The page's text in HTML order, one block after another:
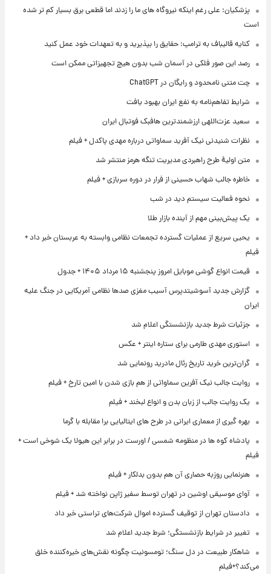
پزشکیان: علی رغم اینکه نیروگاه های ما را زدند اما قطعی برق بسیار کم تر شده
است
کنایه قالیباف به ترامپ: حقایق را بپذیرید و به تعهدات خود عمل کنید
رصد این صور فلکی در آسمان شب بدون هیچ تجهیزاتی ممکن است
چت متنی نامحدود و رایگان در ChatGPT
شرایط تفاهم‌نامه به نفع ایران بهبود یافت
سعید عزت‌اللهی ارزشمندترین هافبک فوتبال ایران
نظرات شنیدنی نیک آفرید سماواتی درباره مهدی پاکدل + فیلم
متن اولیۀ طرح راهبردی مدیریت تنگه هرمز منتشر شد
خاطره جالب شهاب حسینی از فرار در دوره سربازی + فیلم
نحوه فعالیت سیستم دید در شب
یک پیش‌بینی مهم از آینده بازار طلا
یحیی سریع از عملیات گسترده تجمعات نظامی وابسته به عربستان خبر داد +
فیلم
قیمت انواع گوشی موبایل امروز پنجشنبه ۱۵ مرداد ۱۴۰۵ + جدول
گزارش جدید آسوشیتدپرس آسیب مغزی صدها نظامی آمریکایی در جنگ علیه
ایران
جزئیات شرط جدید بازنشستگی اعلام شد
استوری مهدی طارمی برای ستاره اینتر + عکس
گران‌ترین خرید تاریخ رئال مادرید رونمایی شد
روایت جالب نیک آفرین سماواتی از هم بازی شدن با امین تارخ + فیلم
یک روایت جالب از زبان بدن و انواع لبخند + فیلم
بهره گیری از معماری ایرانی در طرح های ایتالیایی برا مقابله با گرما
پادشاه کوه ها در منظومه شمسی / اورست در برابر این هیولا یک شوخی است +
فیلم
هنرنمایی روزبه حصاری آن هم بدون بدلکار + فیلم
آوای موسیقی اوشین در تهران توسط سفیر ژاپن نواخته شد + فیلم
دادستان تهران از توقیف گسترده اموال شرکت‌های تراستی خبر داد
تغییر در شرایط بازنشستگی؛ شرط جدید اعلام شد
شاهکار طبیعت در دل سنگ؛ تومسونیت چگونه نقش‌های خیره‌کننده خلق
می‌کند؟+فیلم